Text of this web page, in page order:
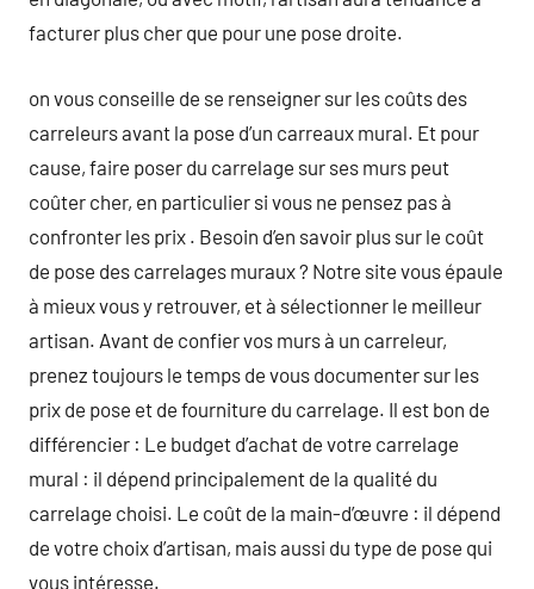
facturer plus cher que pour une pose droite.
on vous conseille de se renseigner sur les coûts des
carreleurs avant la pose d’un carreaux mural. Et pour
cause, faire poser du carrelage sur ses murs peut
coûter cher, en particulier si vous ne pensez pas à
confronter les prix . Besoin d’en savoir plus sur le coût
de pose des carrelages muraux ? Notre site vous épaule
à mieux vous y retrouver, et à sélectionner le meilleur
artisan. Avant de confier vos murs à un carreleur,
prenez toujours le temps de vous documenter sur les
prix de pose et de fourniture du carrelage. Il est bon de
différencier : Le budget d’achat de votre carrelage
mural : il dépend principalement de la qualité du
carrelage choisi. Le coût de la main-d’œuvre : il dépend
de votre choix d’artisan, mais aussi du type de pose qui
vous intéresse.